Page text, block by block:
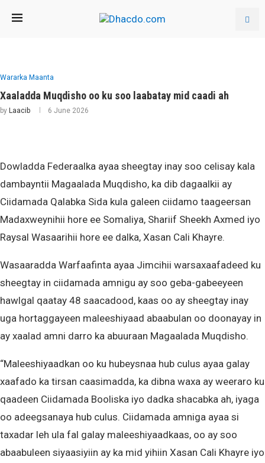
Wararka Maanta
Xaaladda Muqdisho oo ku soo laabatay mid caadi ah
by Laacib 6 June 2026
Dowladda Federaalka ayaa sheegtay inay soo celisay kala
dambayntii Magaalada Muqdisho, ka dib dagaalkii ay
Ciidamada Qalabka Sida kula galeen ciidamo taageersan
Madaxweynihii hore ee Somaliya, Shariif Sheekh Axmed iyo
Raysal Wasaarihii hore ee dalka, Xasan Cali Khayre.
Wasaaradda Warfaafinta ayaa Jimcihii warsaxaafadeed ku
sheegtay in ciidamada amnigu ay soo geba-gabeeyeen
hawlgal qaatay 48 saacadood, kaas oo ay sheegtay inay
uga hortaggayeen maleeshiyaad abaabulan oo doonayay in
ay xaalad amni darro ka abuuraan Magaalada Muqdisho.
“Maleeshiyaadkan oo ku hubeysnaa hub culus ayaa galay
xaafado ka tirsan caasimadda, ka dibna waxa ay weeraro ku
qaadeen Ciidamada Booliska iyo dadka shacabka ah, iyaga
oo adeegsanaya hub culus. Ciidamada amniga ayaa si
taxadar leh ula fal galay maleeshiyaadkaas, oo ay soo
abaabuleen siyaasiyiin ay ka mid yihiin Xasan Cali Khayre iyo